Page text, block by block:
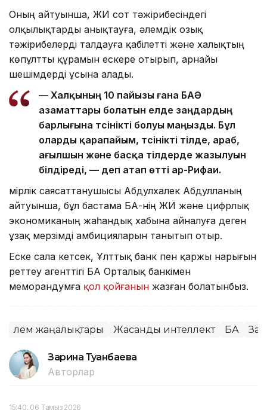
Оның айтуынша, ЖИ сот тәжірибесіндегі
олқылықтарды анықтауға, әлемдік озық
тәжірибелерді талдауға қабілетті және халықтың
көпұлтты құрамын ескере отырып, арнайы
шешімдерді ұсына алады.
— Халқының 10 пайызы ғана БАӘ
азаматтары болатын елде заңдардың
барлығына түсінікті болуы маңызды. Бұл
оларды қарапайым, түсінікті тілде, араб,
ағылшын және басқа тілдерде жазылуын
білдіреді, — деп атап өтті ар-Рифаи.
Әмірлік саясаттанушысы Абдулхалек Абдулланың
айтуынша, бұл бастама БАӘ-нің ЖИ және цифрлық
экономиканың жаһандық хабына айналуға деген
ұзақ мерзімді амбицияларын танытып отыр.
Еске сала кетсек, Ұлттық банк пен қаржы нарығын
реттеу агенттігі БАӘ Орталық банкімен
меморандумға қол қойғанын жазған болатынбыз.
Әлем жаңалықтары Жасанды интеллект БАӘ
Зарина Туғанбаева
Авторлар
15:40, 06 Тамыз 2026